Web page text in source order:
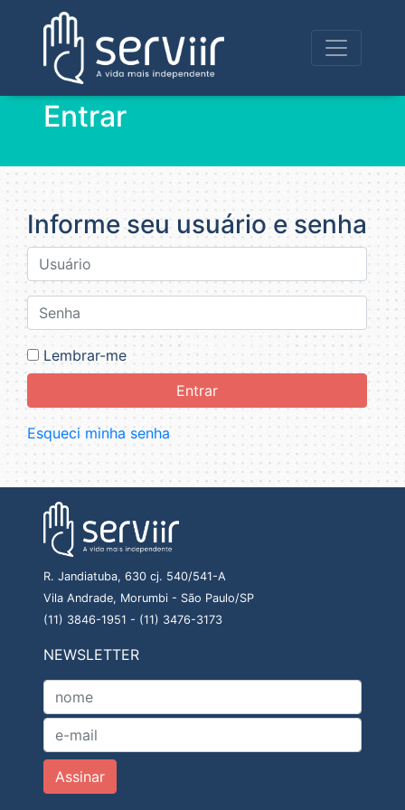
Entrar
Informe seu usuário e senha
Lembrar-me
Entrar
Esqueci minha senha
R. Jandiatuba, 630 cj. 540/541-A
Vila Andrade, Morumbi - São Paulo/SP
(11) 3846-1951 - (11) 3476-3173
NEWSLETTER
Assinar